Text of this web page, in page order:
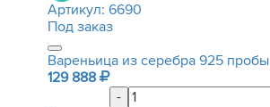
Артикул: 6690
Под заказ
Вареньица из серебра 925 пробы
129 888
-